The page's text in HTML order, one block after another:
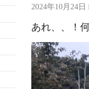
2024年10月24日
あれ、、！